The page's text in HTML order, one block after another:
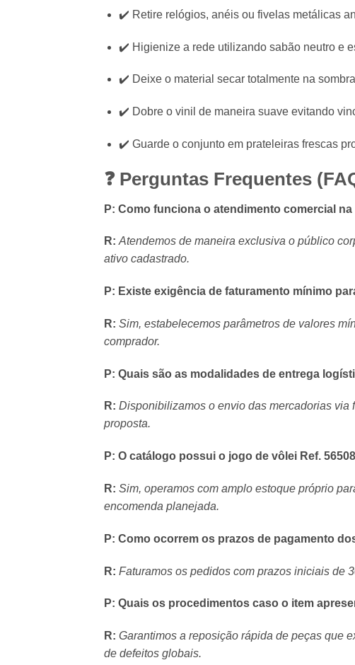
✔️ Retire relógios, anéis ou fivelas metálicas
✔️ Higienize a rede utilizando sabão neutro e
✔️ Deixe o material secar totalmente na
✔️ Dobre o vinil de maneira suave evitando
✔️ Guarde o conjunto em prateleiras frescas
❓ Perguntas Frequentes
P: Como funciona o atendimento comercial
R: Atendemos de maneira exclusiva o público
ativo cadastrado.
P: Existe exigência de faturamento mínimo
R: Sim, estabelecemos parâmetros de valores
comprador.
P: Quais são as modalidades de entrega
R: Disponibilizamos o envio das mercadorias via
proposta.
P: O catálogo possui o jogo de vôlei Ref.
R: Sim, operamos com amplo estoque próprio
encomenda planejada.
P: Como ocorrem os prazos de pagamento
R: Faturamos os pedidos com prazos iniciais de
P: Quais os procedimentos caso o item
R: Garantimos a reposição rápida de peças que
de defeitos globais.